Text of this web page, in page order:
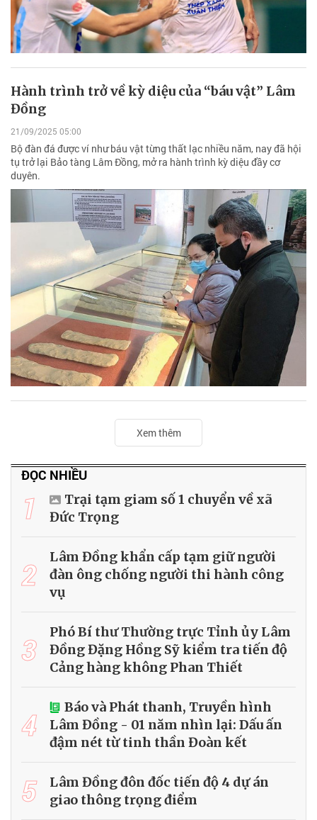
Hành trình trở về kỳ diệu của “báu vật” Lâm
Đồng
21/09/2025 05:00
Bộ đàn đá được ví như báu vật từng thất lạc nhiều năm, nay đã hội
tụ trở lại Bảo tàng Lâm Đồng, mở ra hành trình kỳ diệu đầy cơ
duyên.
Xem thêm
ĐỌC NHIỀU
1
Trại tạm giam số 1 chuyển về xã
Đức Trọng
2
Lâm Đồng khẩn cấp tạm giữ người
đàn ông chống người thi hành công
vụ
3
Phó Bí thư Thường trực Tỉnh ủy Lâm
Đồng Đặng Hồng Sỹ kiểm tra tiến độ
Cảng hàng không Phan Thiết
4
Báo và Phát thanh, Truyền hình
Lâm Đồng - 01 năm nhìn lại: Dấu ấn
đậm nét từ tinh thần Đoàn kết
5
Lâm Đồng đôn đốc tiến độ 4 dự án
giao thông trọng điểm